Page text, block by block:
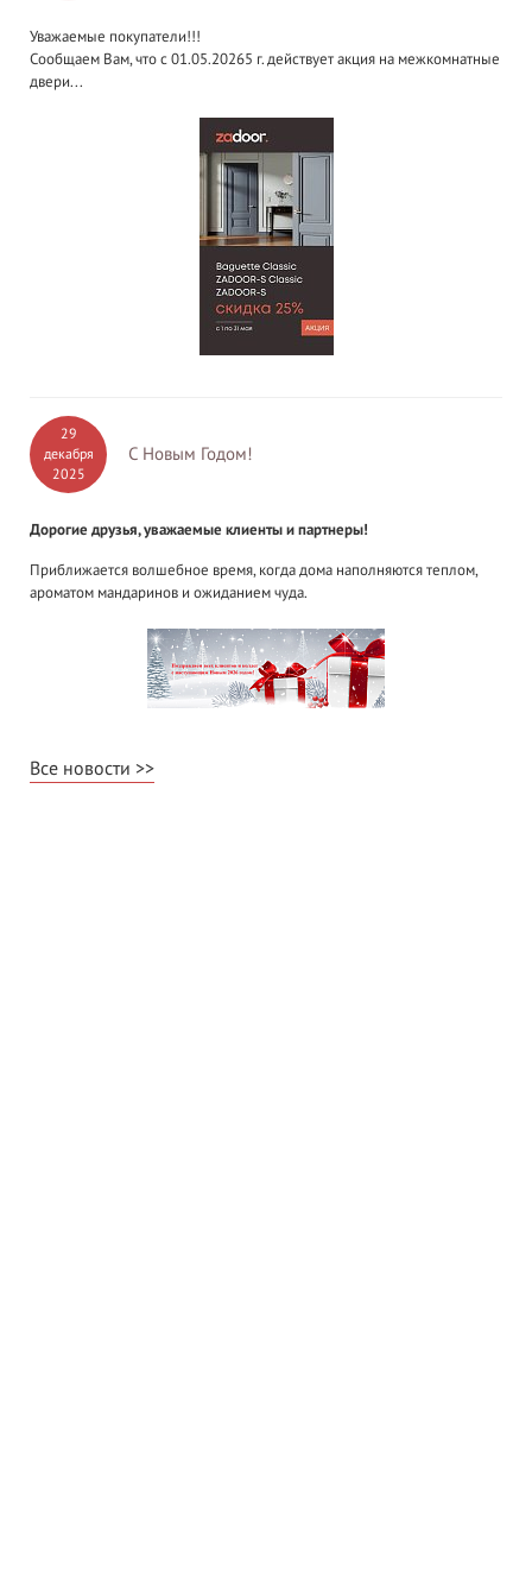
Уважаемые покупатели!!!
Сообщаем Вам, что с 01.05.20265 г. действует акция на межкомнатные
двери...
29
декабря
2025
С Новым Годом!
Дорогие друзья, уважаемые клиенты и партнеры!
Приближается волшебное время, когда дома наполняются теплом,
ароматом мандаринов и ожиданием чуда.
Все новости